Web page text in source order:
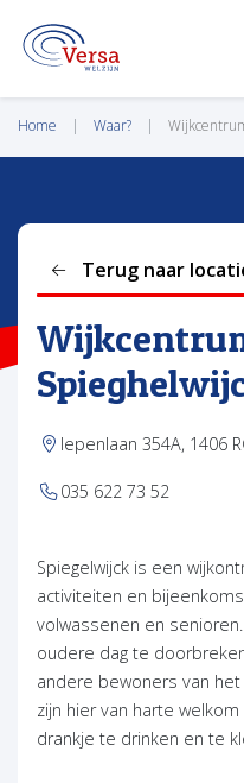
VERSA WELZIJN
Home Waar?
Terug naar
Iepenlaan 354A, 1406
035 622 73 52
Spiegelwijck is een
activiteiten en
volwassenen en
oudere dag te
andere bewoners van
zijn hier van harte
drankje te drinken en te